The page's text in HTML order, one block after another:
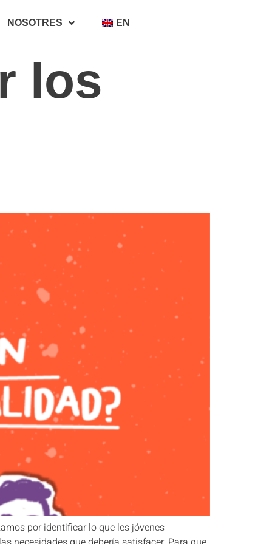
NOSOTRES EN
los
por identificar lo que les jóvenes